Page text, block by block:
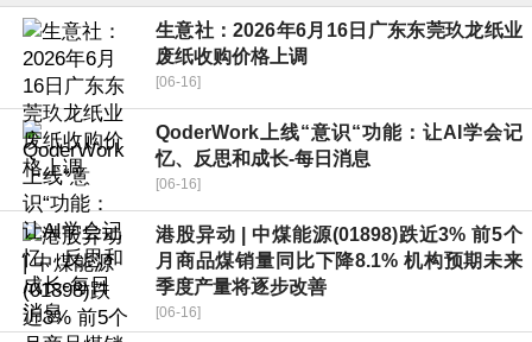
生意社：2026年6月16日广东东莞玖龙纸业
废纸收购价格上调
[06-16]
QoderWork上线“意识“功能：让AI学会记
忆、反思和成长-每日消息
[06-16]
港股异动 | 中煤能源(01898)跌近3% 前5个
月商品煤销量同比下降8.1% 机构预期未来
季度产量将逐步改善
[06-16]